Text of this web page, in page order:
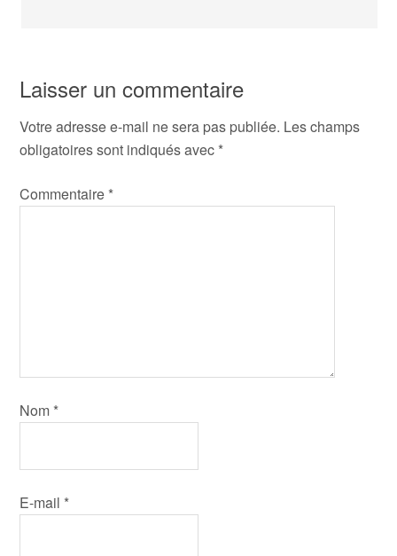
Laisser un commentaire
Votre adresse e-mail ne sera pas publiée. Les champs
obligatoires sont indiqués avec *
Commentaire *
Nom *
E-mail *